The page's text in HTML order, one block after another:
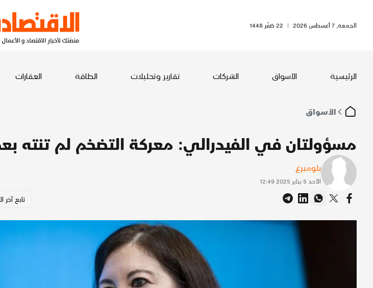
الجمعة, 7 أغسطس 2026 | 22 صَفَر 1448
الرئيسية الأسواق الشركات تقارير وتحليلات الطاقة العقارات
الأسواق
مسؤولتان في الفيدرالي: معركة التضخم لم تنته
بلومبرغ
الأحد 5 يناير 2025 12:49
تابع آخر